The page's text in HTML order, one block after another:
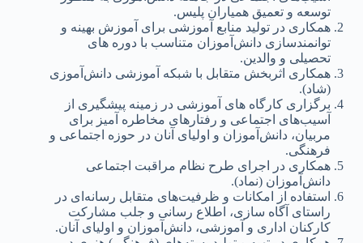
توسعه‌ و تعمیق‌ همیاران پلیس‌.
همکاری‌ در تولید منابع‌ آموزشی‌ برای‌ آموزش بهینه‌ و
توانمندسازی‌ دانش‌آموزان متناسب‌ با دوره های‌
تحصیلی‌ و والدین‌.
همکاری‌ اثربخش‌ متقابل‌ با شبکه‌ آموزشی‌ دانش‌آموزی‌
(شاد).
برگزاری‌ کارگاه های‌ آموزشی‌ در زمینه‌ پیشگیری‌ از
آسیب‌های‌ اجتماعی‌ و رفتارهای‌ مخاطره آمیز برای‌
مربیان، دانش‌آموزان و اولیای‌ آنان در حوزه اجتماعی‌ و
فرهنگی‌.
همکاری‌ در اجرای‌ طرح نظام مراقبت‌ اجتماعی‌
دانش‌آموزان (نماد).
استفاده از امکانات و ظرفیت‌های‌ متقابل‌ رسانه‌ای‌ در
راستای‌ آگاه سازی‌، اطلاع رسانی‌ و جلب‌ مشارکت‌
کارکنان اداری‌ و آموزشی‌، دانش‌آموزان و اولیای‌ آنان.